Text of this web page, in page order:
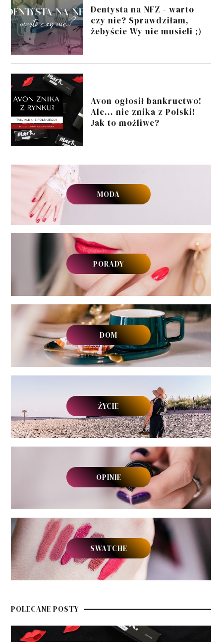
Dentysta na NFZ - warto
czy nie? Sprawdziłam,
żebyście Wy nie musieli ;)
Avon ogłosił bankructwo!
Ale... nie znika z Polski!
Jak to możliwe?
MODA
PORADY
DOM
ŻYCIE
OPINIE
SWATCHE
POLECANE POSTY